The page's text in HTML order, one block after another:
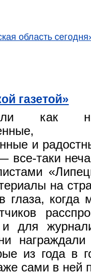
область
газетой»
как на
и
все-таки
на
глаза, когда
для
из года в
сами в ней